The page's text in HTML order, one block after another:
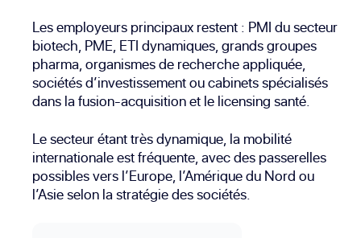
Les employeurs principaux restent : PMI du secteur
biotech, PME, ETI dynamiques, grands groupes
pharma, organismes de recherche appliquée,
sociétés d’investissement ou cabinets spécialisés
dans la fusion-acquisition et le licensing santé.
Le secteur étant très dynamique, la mobilité
internationale est fréquente, avec des passerelles
possibles vers l’Europe, l’Amérique du Nord ou
l’Asie selon la stratégie des sociétés.